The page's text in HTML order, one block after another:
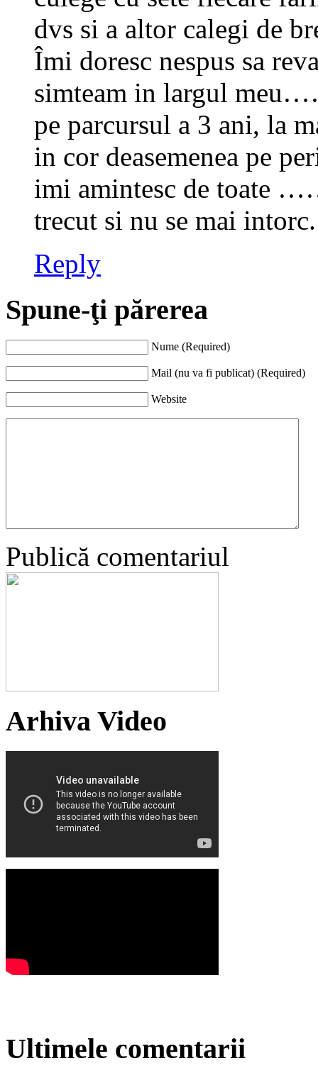
dvs si a altor calegi de
Îmi doresc nespus sa
simteam in largul
pe parcursul a 3 ani, la
in cor deasemenea pe
imi amintesc de toate
trecut si nu se mai intorc.
Reply
Spune-ţi părerea
Nume (Required)
Mail (nu va fi publicat) (Required)
Website
Publică comentariul
Arhiva Video
Ultimele comentarii